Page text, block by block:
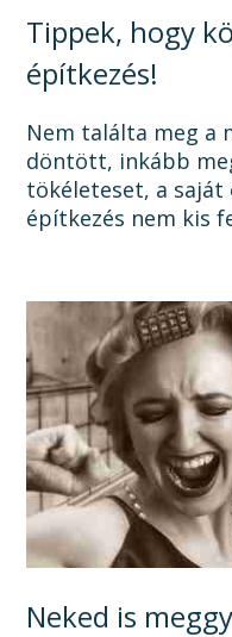
Tippek, hogy
építkezés!
Nem találta meg a
döntött, inkább
tökéleteset, a saját
építkezés nem kis
Neked is